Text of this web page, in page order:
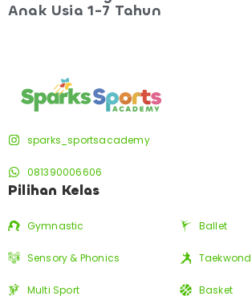
Anak Usia 1-7 Tahun
sparks_sportsacademy
081390006606
Pilihan Kelas
Gymnastic
Sensory & Phonics
Multi Sport
Ballet
Basket